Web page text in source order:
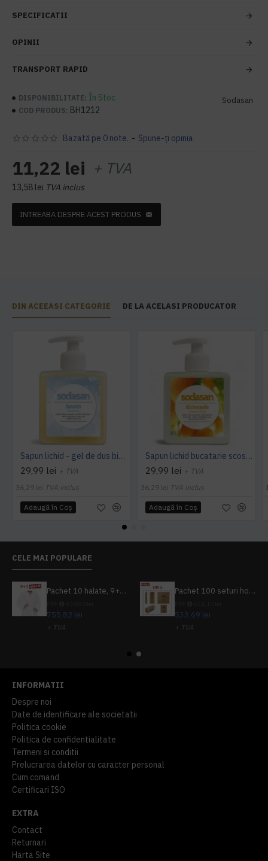
SPECIFICATII
OPINII
TRANSPORT RAPID
DISPONIBILITATE: În Stoc
COD PRODUS: BH1212
Sodasan
Bazată pe 0 note. - Spune-ţi opinia
11,22 lei + TVA
13,58 lei TVA inclus
INTREABA DESPRE ACEST PRODUS
DIN ACEEASI CATEGORIE DE LA ACELASI PRODUCATOR
Sapun lichid - gel de dus bio sensitiv 300ml Sodasan
29,99 lei + TVA
36,29 lei TVA inclus
Adaugă în Coş
Sapun lichid bucatarie scos mirosuri degresat maini 300ml SODASAN
29,99 lei + TVA
36,29 lei TVA inclus
Adaugă în Coş
CELE MAI POPULARE
Pachet 10 halate, 9+1 gratuit
755,82 lei
+ TVA
Pachet 100 seturi hoteliere, set dentar, set barbierit, casca de dus, pila unghii, set cusut
533,69 lei
+ TVA
INFORMATII
Despre noi
Date de identificare ale societatii
Politica cookie
Politica de confidentialitate
Termeni si conditii
Prelucrarea datelor cu caracter personal
Cum comand
Certificari ISO
EXTRA
Contact
Returnari
Harta Site